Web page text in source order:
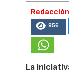
956
La